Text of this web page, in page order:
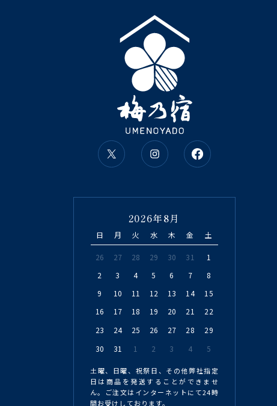
2026年8月
日 月 火 水 木 金 土
26 27 28 29 30 31
1
2
3 4 5 6 7
8
9
10 11 12 13 14
15
16
17 18 19 20 21
22
23
24 25 26 27 28
29
30
31 1 2 3 4 5
土曜、日曜、祝祭日、その他弊社指定
日は商品を発送することができませ
ん。ご注文はインターネットにて24時
間お受けしております。